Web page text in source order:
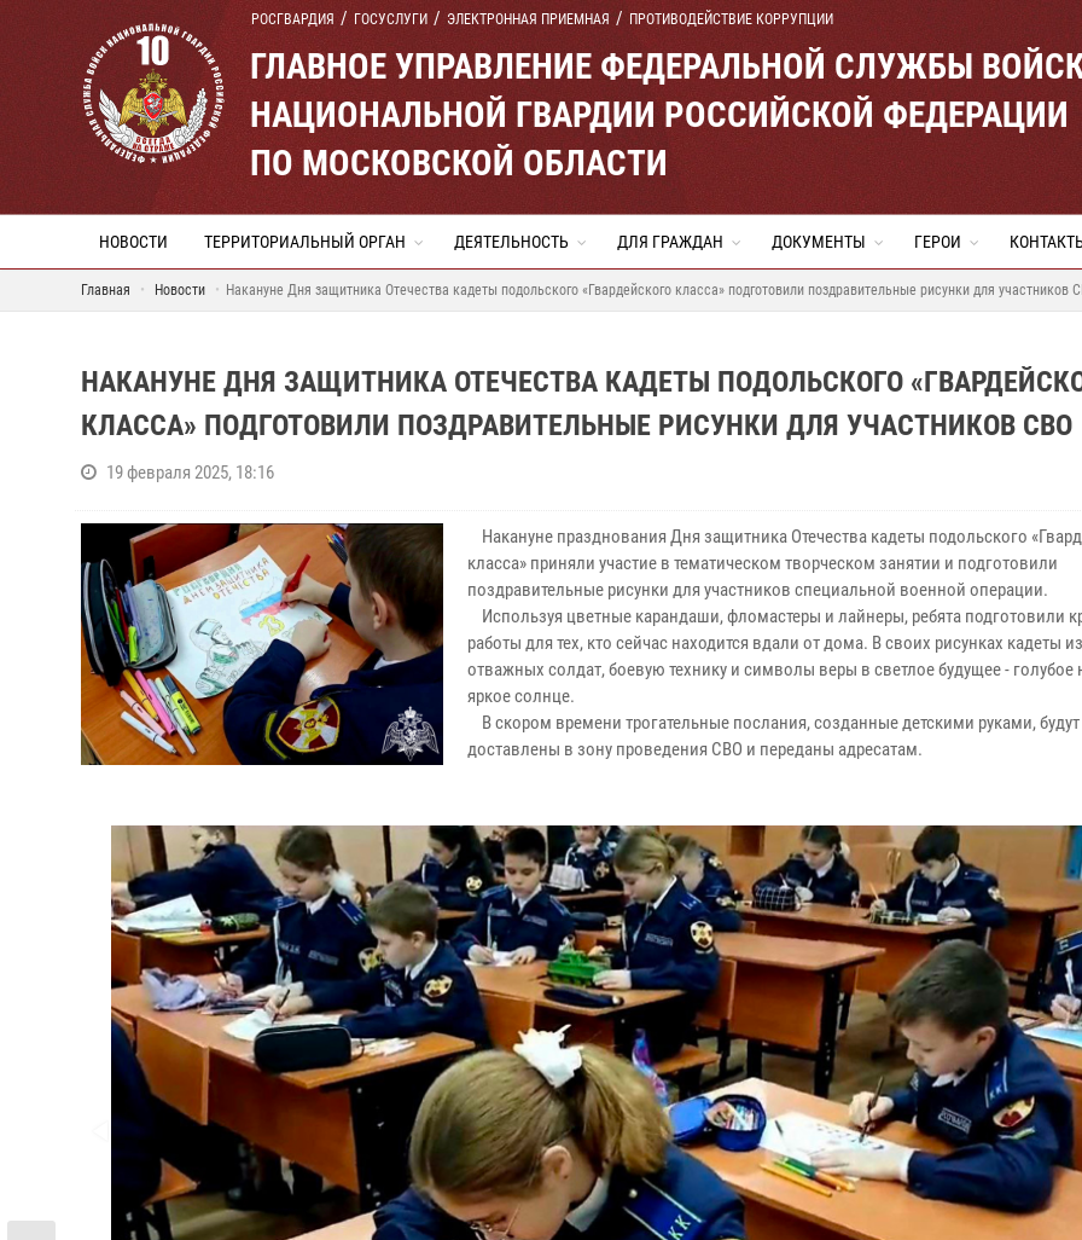
РОСГВАРДИЯ ГОСУСЛУГИ ЭЛЕКТРОННАЯ ПРИЕМНАЯ ПРОТИВОДЕЙСТВИЕ КОРРУПЦИИ
ГЛАВНОЕ УПРАВЛЕНИЕ ФЕДЕРАЛЬНОЙ СЛУЖБЫ
НАЦИОНАЛЬНОЙ ГВАРДИИ РОССИЙСКОЙ ФЕДЕРАЦИИ
ПО МОСКОВСКОЙ ОБЛАСТИ
НОВОСТИ ТЕРРИТОРИАЛЬНЫЙ ОРГАН ДЕЯТЕЛЬНОСТЬ ДЛЯ ГРАЖДАН ДОКУМЕНТЫ ГЕРОИ
Главная Новости Накануне Дня защитника Отечества кадеты подольского «Гвардейского класса» подготовили поздравительные рисунки для участников
НАКАНУНЕ ДНЯ ЗАЩИТНИКА ОТЕЧЕСТВА КАДЕТЫ ПОДОЛЬСКОГО
КЛАССА» ПОДГОТОВИЛИ ПОЗДРАВИТЕЛЬНЫЕ РИСУНКИ ДЛЯ УЧАСТНИКОВ СВО
19 февраля 2025, 18:16
Накануне празднования Дня защитника Отечества кадеты подольского
класса» приняли участие в тематическом творческом занятии и подготовили
поздравительные рисунки для участников специальной военной операции.
Используя цветные карандаши, фломастеры и лайнеры, ребята подготовили
работы для тех, кто сейчас находится вдали от дома. В своих рисунках кадеты
отважных солдат, боевую технику и символы веры в светлое будущее - голубое
яркое солнце.
В скором времени трогательные послания, созданные детскими руками, будут
доставлены в зону проведения СВО и переданы адресатам.